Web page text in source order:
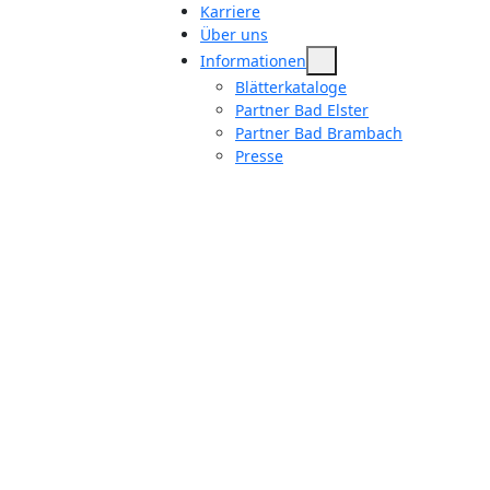
Karriere
Über uns
Informationen
Blätterkataloge
Partner Bad Elster
Partner Bad Brambach
Presse